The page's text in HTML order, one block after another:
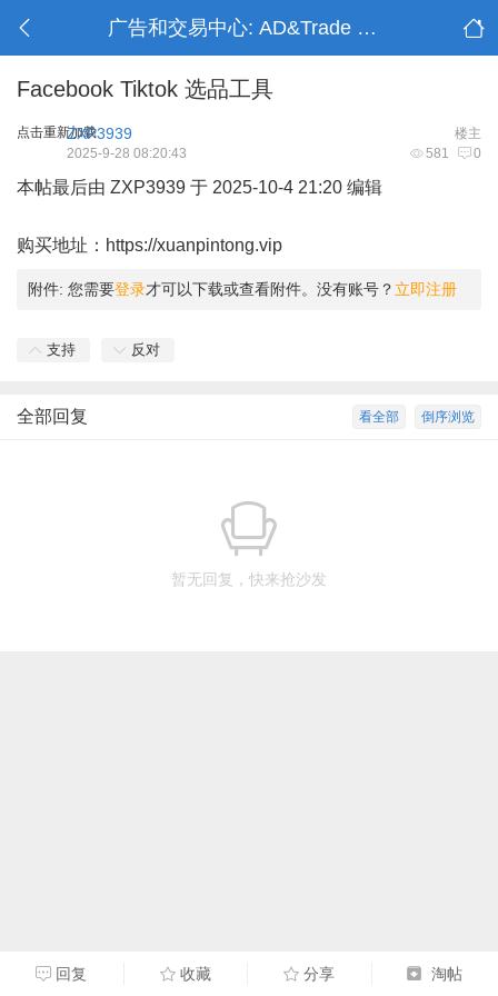
广告和交易中心: AD&Trade Center
Facebook Tiktok 选品工具
点击重新加载 楼主
ZXP3939
581 0
2025-9-28 08:20:43
本帖最后由 ZXP3939 于 2025-10-4 21:20 编辑
购买地址： https://xuanpintong.vip
附件: 您需要登录才可以下载或查看附件。没有账号？ 立即注册
支持 反对
倒序浏览
看全部
全部回复
暂无回复，快来抢沙发
回复 收藏 分享 淘帖